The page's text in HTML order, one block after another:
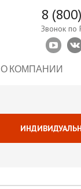
8
Звонок по
О КОМПАНИИ